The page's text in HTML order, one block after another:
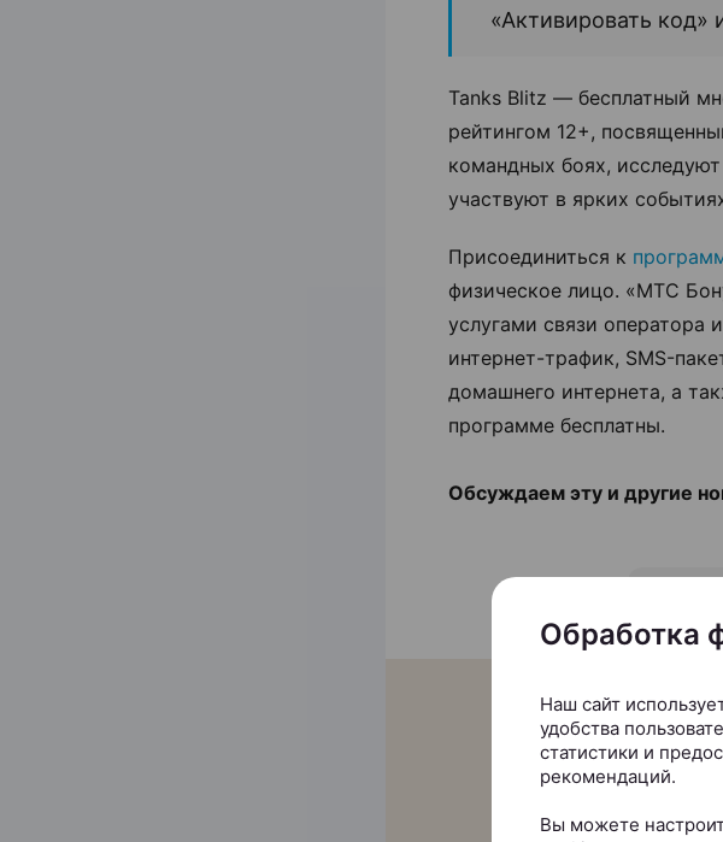
«Активировать код»
Tanks Blitz — бесплатный
рейтингом 12+,
командных боях,
участвуют в ярких
Присоединиться к
физическое лицо. «МТС
услугами связи оператора
интернет-трафик, SMS-
домашнего интернета, а
программе бесплатны.
Обсуждаем эту и другие
Обработка
Наш сайт
удобства
статистики и
рекомендаций.
Вы можете